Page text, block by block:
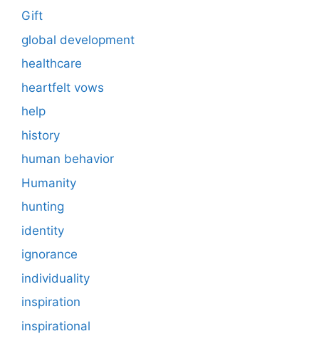
Gift
global development
healthcare
heartfelt vows
help
history
human behavior
Humanity
hunting
identity
ignorance
individuality
inspiration
inspirational